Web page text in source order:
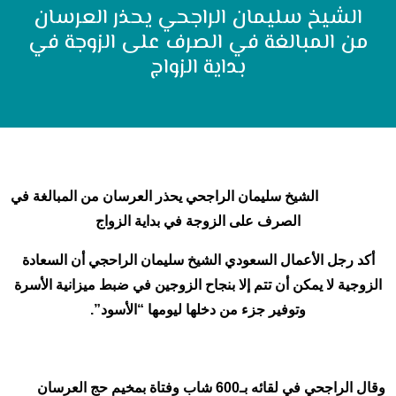
الشيخ سليمان الراجحي يحذر العرسان
من المبالغة في الصرف على الزوجة في
بداية الزواج
الشيخ سليمان الراجحي يحذر العرسان من المبالغة في
الصرف على الزوجة في بداية الزواج
أكد رجل الأعمال السعودي الشيخ سليمان الراحجي أن السعادة
الزوجية لا يمكن أن تتم إلا بنجاح الزوجين في ضبط ميزانية الأسرة
وتوفير جزء من دخلها ليومها “الأسود”.
وقال الراجحي في لقائه بـ600 شاب وفتاة بمخيم حج العرسان